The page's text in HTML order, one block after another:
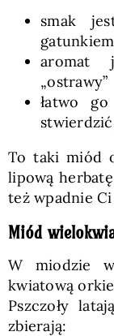
smak
gatunkiem
aromat
„ostrawy”
łatwo
To taki miód
lipową
też wpadnie
Miód
W miodzie
kwiatową
Pszczoły
zbierają: